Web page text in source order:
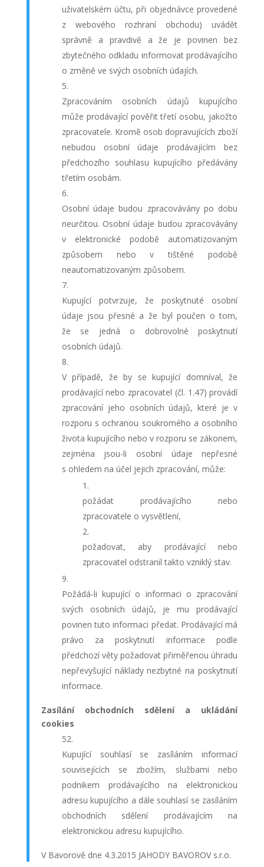
uživatelském účtu, při objednávce provedené
z webového rozhraní obchodu) uvádět
správně a pravdivě a že je povinen bez
zbytečného odkladu informovat prodávajícího
o změně ve svých osobních údajích.
Zpracováním osobních údajů kupujícího
může prodávající pověřit třetí osobu, jakožto
zpracovatele. Kromě osob dopravujících zboží
nebudou osobní údaje prodávajícím bez
předchozího souhlasu kupujícího předávány
třetím osobám.
Osobní údaje budou zpracovávány po dobu
neurčitou. Osobní údaje budou zpracovávány
v elektronické podobě automatizovaným
způsobem nebo v tištěné podobě
neautomatizovaným způsobem.
Kupující potvrzuje, že poskytnuté osobní
údaje jsou přesné a že byl poučen o tom,
že se jedná o dobrovolné poskytnutí
osobních údajů.
V případě, že by se kupující domníval, že
prodávající nebo zpracovatel (čl. 1.47) provádí
zpracování jeho osobních údajů, které je v
rozporu s ochranou soukromého a osobního
života kupujícího nebo v rozporu se zákonem,
zejména jsou-li osobní údaje nepřesné
s ohledem na účel jejich zpracování, může:
požádat prodávajícího nebo
zpracovatele o vysvětlení,
požadovat, aby prodávající nebo
zpracovatel odstranil takto vzniklý stav.
Požádá-li kupující o informaci o zpracování
svých osobních údajů, je mu prodávající
povinen tuto informaci předat. Prodávající má
právo za poskytnutí informace podle
předchozí věty požadovat přiměřenou úhradu
nepřevyšující náklady nezbytné na poskytnutí
informace.
Zasílání obchodních sdělení a ukládání
cookies
Kupující souhlasí se zasíláním informací
souvisejících se zbožím, službami nebo
podnikem prodávajícího na elektronickou
adresu kupujícího a dále souhlasí se zasíláním
obchodních sdělení prodávajícím na
elektronickou adresu kupujícího.
V Bavorově dne 4.3.2015 JAHODY BAVOROV s.r.o.